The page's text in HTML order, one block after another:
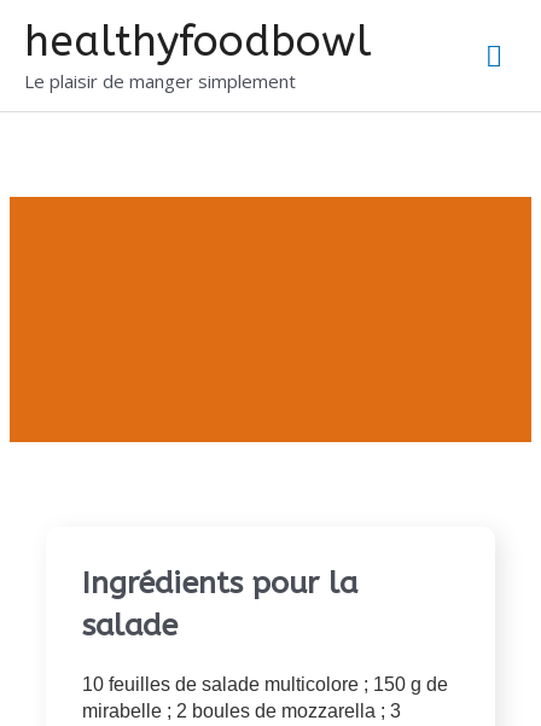
healthyfoodbowl
Le plaisir de manger simplement
Ingrédients pour la
salade
10 feuilles de salade multicolore ; 150 g de
mirabelle ; 2 boules de mozzarella ; 3